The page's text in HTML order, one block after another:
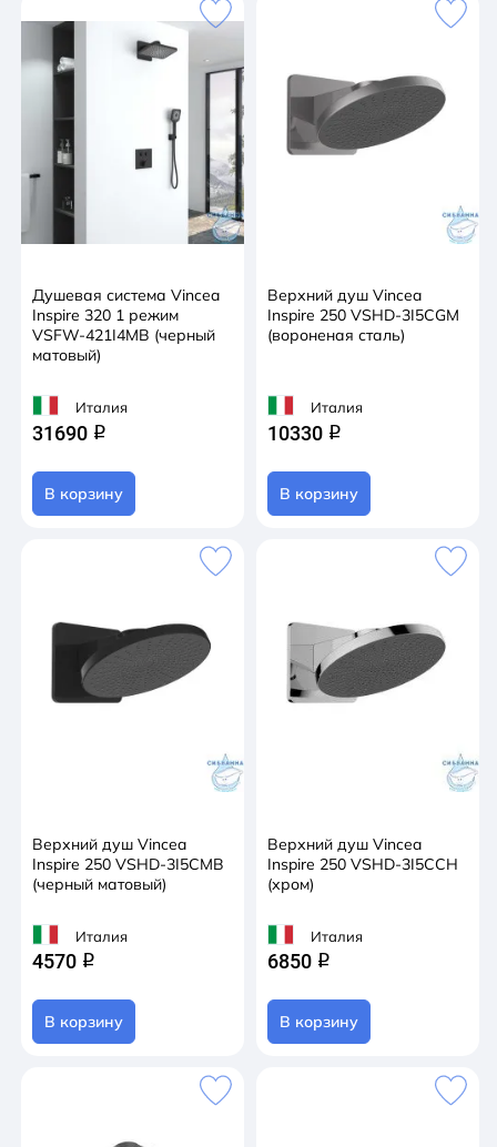
Душевая система Vincea
Inspire 320 1 режим
VSFW-421I4MB (черный
матовый)
Италия
31690 q
В корзину
Верхний душ Vincea
Inspire 250 VSHD-3I5CGM
(вороненая сталь)
Италия
10330 q
В корзину
Верхний душ Vincea
Inspire 250 VSHD-3I5CMB
(черный матовый)
Италия
4570 q
В корзину
Верхний душ Vincea
Inspire 250 VSHD-3I5CCH
(хром)
Италия
6850 q
В корзину